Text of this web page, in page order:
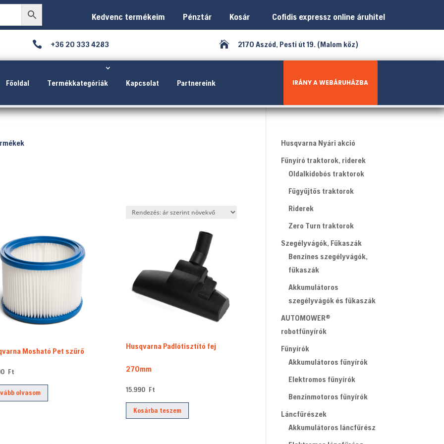
Kedvenc termékeim Pénztár Kosár Cofidis expressz online áruhitel
 +36 20 333 4283  2170 Aszód, Pesti út 19. (Malom köz)
Főoldal Termékkategóriák Kapcsolat Partnereink IRÁNY A WEBÁRUHÁZBA
Mosható Pet szűrő
Ft
olvasom
Husqvarna Padlótisztító fej
270mm
15.990 Ft
Kosárba teszem
Husqvarna Nyári akció
Fűnyíró traktorok, riderek
Oldalkidobós traktorok
Fűgyűjtős traktorok
Riderek
Zero Turn traktorok
Szegélyvágók, Fűkaszák
Benzines szegélyvágók,
fűkaszák
Akkumulátoros
szegélyvágók és fűkaszák
AUTOMOWER®
robotfűnyírók
Fűnyírók
Akkumulátoros fűnyírók
Elektromos fűnyírók
Benzinmotoros fűnyírók
Láncfűrészek
Akkumulátoros láncfűrész